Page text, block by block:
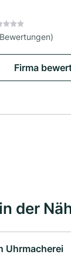
Firma
der
Uhrmacherei